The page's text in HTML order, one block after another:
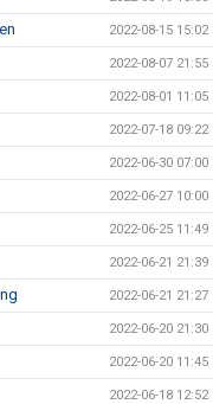
2022-08-15 15:02
2022-08-07 21:55
2022-08-01 11:05
2022-07-18 09:22
2022-06-30 07:00
2022-06-27 10:00
2022-06-25 11:49
2022-06-21 21:39
2022-06-21 21:27
2022-06-20 21:30
2022-06-20 11:45
2022-06-18 12:52